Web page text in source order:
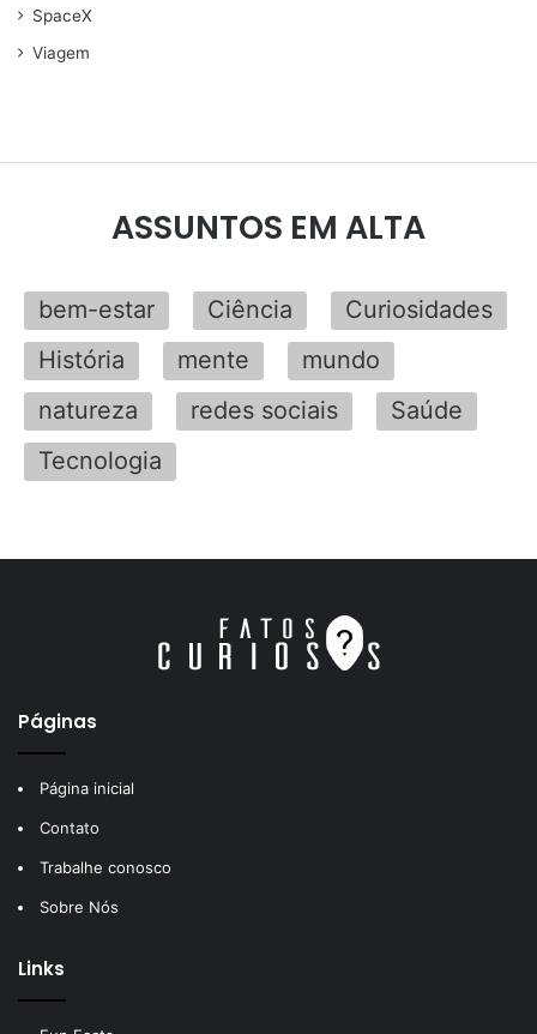
SpaceX
Viagem
ASSUNTOS EM ALTA
bem-estar Ciência
Curiosidades
História
mente
mundo
natureza
redes sociais
Saúde
Tecnologia
Páginas
Página inicial
Contato
Trabalhe conosco
Sobre Nós
Links